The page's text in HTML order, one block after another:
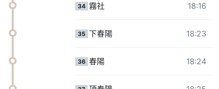
34 霧社 18:16
35 下春陽 18:23
36 春陽 18:24